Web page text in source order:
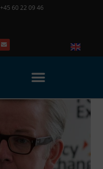
+45 60 22 09 46